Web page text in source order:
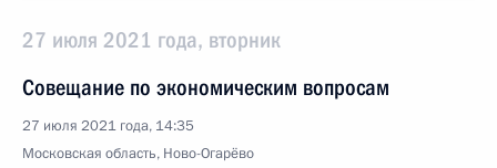
27 июля 2021 года, вторник
Совещание по экономическим вопросам
27 июля 2021 года, 14:35
Московская область, Ново-Огарёво